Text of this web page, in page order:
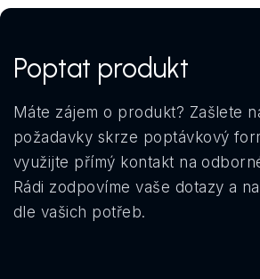
Poptat produkt
Máte zájem o produkt? Zašlete
požadavky skrze poptávkový
využijte přímý kontakt na
Rádi zodpovíme vaše dotazy a
dle vašich potřeb.